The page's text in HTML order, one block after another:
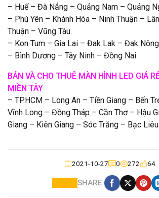
– Huế – Đà Nẳng – Quảng Nam – Quảng
– Phú Yên – Khánh Hòa – Ninh Thuận –
Thuận – Vũng Tàu.
– Kon Tum – Gia Lai – Đak Lak – Đak
– Bình Dương – Tây Ninh – Đồng Nai.
BÁN VÀ CHO THUÊ MÀN HÌNH LED GIÁ
MIỀN TÂY
– TP.HCM – Long An – Tiền Giang – Bến
Vĩnh Long – Đồng Tháp – Cần Thơ – Hậu
Giang – Kiên Giang – Sóc Trăng – Bạc
2021-10-27 0 272 64
SHARE